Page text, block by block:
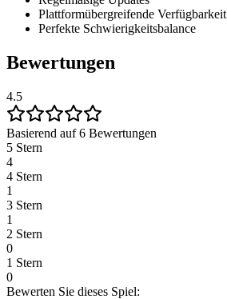
Plattformübergreifende Verfügbarkeit
Perfekte Schwierigkeitsbalance
Bewertungen
4.5
Basierend auf 6 Bewertungen
5 Stern
4
4 Stern
1
3 Stern
1
2 Stern
0
1 Stern
0
Bewerten Sie dieses Spiel: